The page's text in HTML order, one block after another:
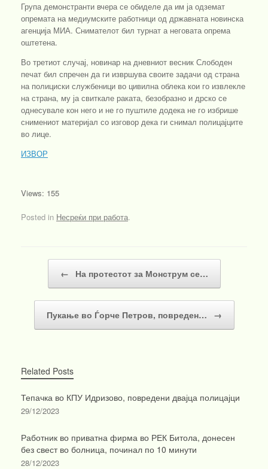
Група демонстранти вчера се обиделе да им ја одземат
опремата на медиумските работници од државната новинска
агенција МИА. Снимателот бил турнат а неговата опрема
оштетена.
Во третиот случај, новинар на дневниот весник Слободен
печат бил спречен да ги извршува своите задачи од страна
на полициски службеници во цивилна облека кои го извлекле
на страна, му ја свиткале раката, безобразно и дрско се
однесувале кон него и не го пуштиле додека не го избрише
снимениот материјал со изговор дека ги снимал полицајците
во лице.
ИЗВОР
Views: 155
Posted in Несреќи при работа.
← На протестот за Монструм се…
Пукање во Ѓорче Петров, повреден… →
Related Posts
Тепачка во КПУ Идризово, повредени двајца полицајци
29/12/2023
Работник во приватна фирма во РЕК Битола, донесен
без свест во болница, починал по 10 минути
28/12/2023